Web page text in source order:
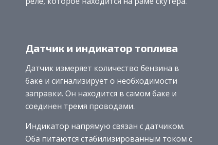
Датчик и индикатор топлива
Датчик измеряет количество бензина в
баке и сигнализирует о необходимости
заправки. Он находится в самом баке и
соединен тремя проводами.
Индикатор напрямую связан с датчиком.
Оба питаются стабилизированным током с